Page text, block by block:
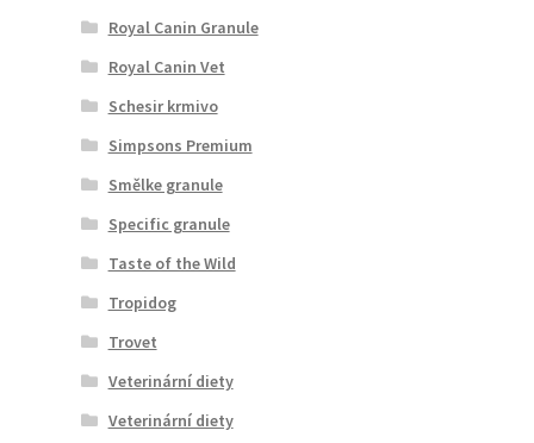
Royal Canin Granule
Royal Canin Vet
Schesir krmivo
Simpsons Premium
Smělke granule
Specific granule
Taste of the Wild
Tropidog
Trovet
Veterinární diety
Veterinární diety